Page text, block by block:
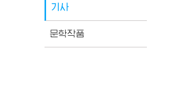
기사
문학작품